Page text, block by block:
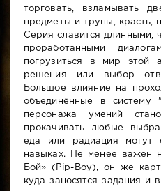
торговать, взламывать
предметы и трупы, красть,
Серия славится длинными,
проработанными
погрузиться в мир этой
решения или выбор
Большое влияние на
объединённые в систему
персонажа умений
прокачивать любые
еда или радиация могут
навыках. Не менее важен
Бой» (Pip-Boy), он же
куда заносятся задания и